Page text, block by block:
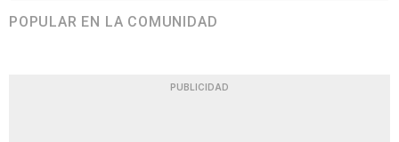
POPULAR EN LA COMUNIDAD
PUBLICIDAD